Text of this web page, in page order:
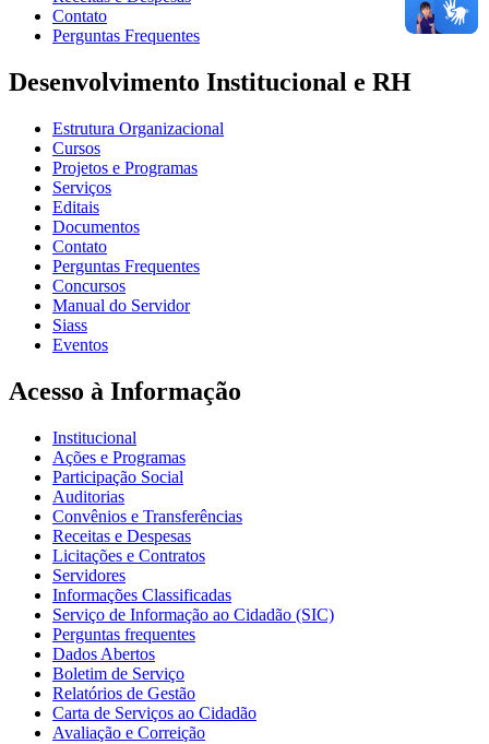
Contato
Perguntas Frequentes
Desenvolvimento Institucional e RH
Estrutura Organizacional
Cursos
Projetos e Programas
Serviços
Editais
Documentos
Contato
Perguntas Frequentes
Concursos
Manual do Servidor
Siass
Eventos
Acesso à Informação
Institucional
Ações e Programas
Participação Social
Auditorias
Convênios e Transferências
Receitas e Despesas
Licitações e Contratos
Servidores
Informações Classificadas
Serviço de Informação ao Cidadão (SIC)
Perguntas frequentes
Dados Abertos
Boletim de Serviço
Relatórios de Gestão
Carta de Serviços ao Cidadão
Avaliação e Correição